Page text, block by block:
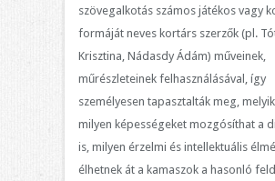
szövegalkotás számos játékos vagy
formáját neves kortárs szerzők (pl.
Krisztina, Nádasdy Ádám) műveinek,
műrészleteinek felhasználásával, így
személyesen tapasztalták meg,
milyen képességeket mozgósíthat a
is, milyen érzelmi és intellektuális
élhetnek át a kamaszok a hasonló